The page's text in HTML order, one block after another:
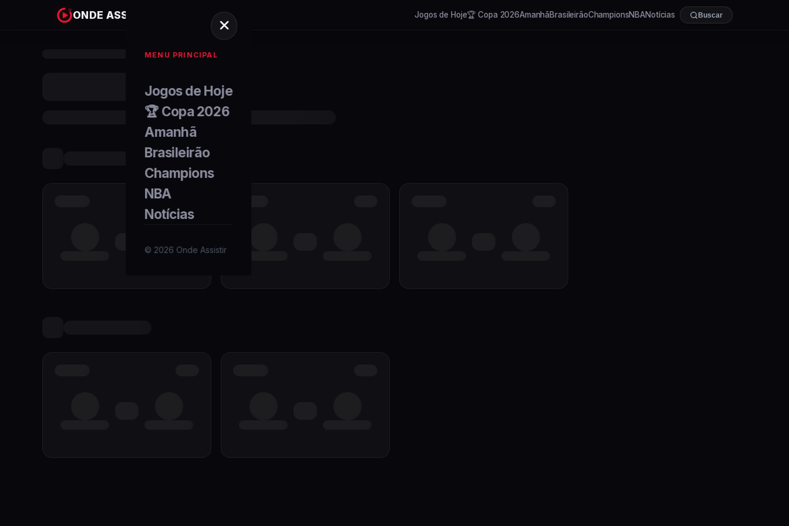
ONDE ASSISTIR Jogos de Hoje🏆 Copa 2026AmanhãBrasileirãoChampionsNBANotícias Buscar
MENU PRINCIPAL
Jogos de Hoje
🏆 Copa 2026
Amanhã
Brasileirão
Champions
NBA
Notícias
© 2026 Onde Assistir